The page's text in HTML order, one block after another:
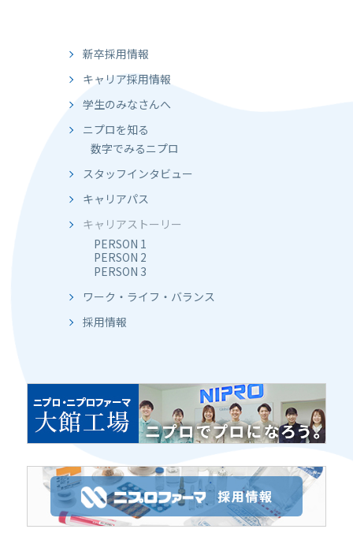
新卒採用情報
キャリア採用情報
学生のみなさんへ
ニプロを知る
数字でみるニプロ
スタッフインタビュー
キャリアパス
キャリアストーリー
PERSON 1
PERSON 2
PERSON 3
ワーク・ライフ・バランス
採用情報